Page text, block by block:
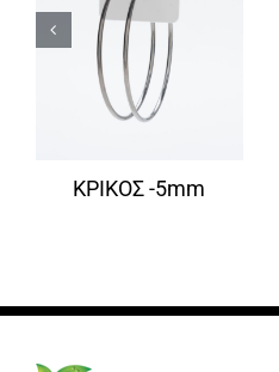
ΚΡΙΚΟΣ -5mm